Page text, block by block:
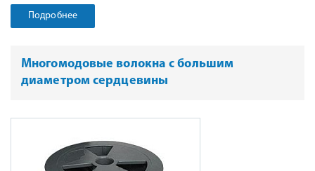
Подробнее
Многомодовые волокна с большим
диаметром сердцевины